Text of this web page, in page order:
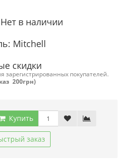
в наличии
Mitchell
скидки
зарегистрированных покупателей.
200грн)
Купить
заказ